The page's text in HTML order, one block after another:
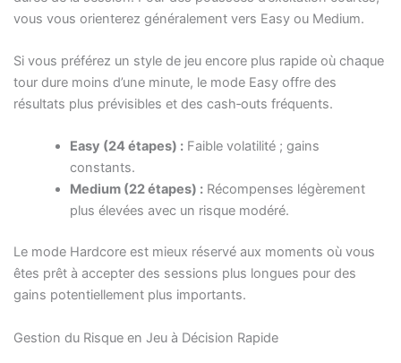
vous vous orienterez généralement vers Easy ou Medium.
Si vous préférez un style de jeu encore plus rapide où chaque
tour dure moins d’une minute, le mode Easy offre des
résultats plus prévisibles et des cash‑outs fréquents.
Easy (24 étapes) : Faible volatilité ; gains
constants.
Medium (22 étapes) : Récompenses légèrement
plus élevées avec un risque modéré.
Le mode Hardcore est mieux réservé aux moments où vous
êtes prêt à accepter des sessions plus longues pour des
gains potentiellement plus importants.
Gestion du Risque en Jeu à Décision Rapide